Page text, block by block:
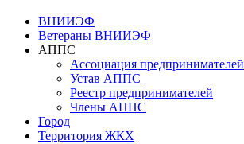
ВНИИЭФ
Ветераны ВНИИЭФ
АППС
Ассоциация предпринимателей
Устав АППС
Реестр предпринимателей
Члены АППС
Город
Территория ЖКХ